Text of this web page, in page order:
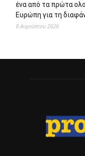
ένα από τα πρώτα
Ευρώπη για τη
8 Αυγούστου 2026